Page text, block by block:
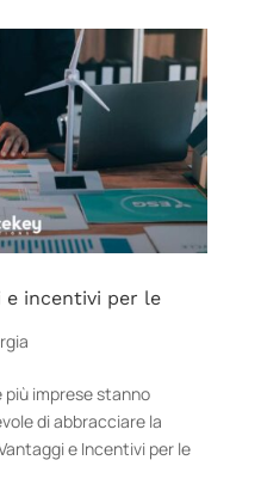
e incentivi per le
imprese stanno
di abbracciare la
e Incentivi per le